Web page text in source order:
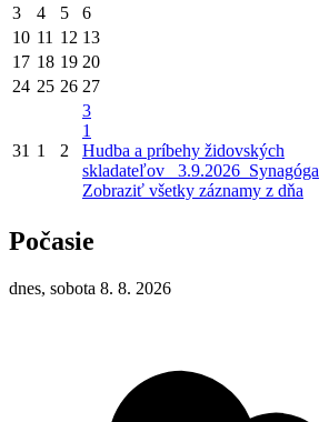
3 4 5 6
10 11 12 13
17 18 19 20
24 25 26 27
31 1 2
3
1
Hudba a príbehy židovských
skladateľov_ 3.9.2026_Synagóga
Zobraziť všetky záznamy z dňa
Počasie
dnes, sobota 8. 8. 2026